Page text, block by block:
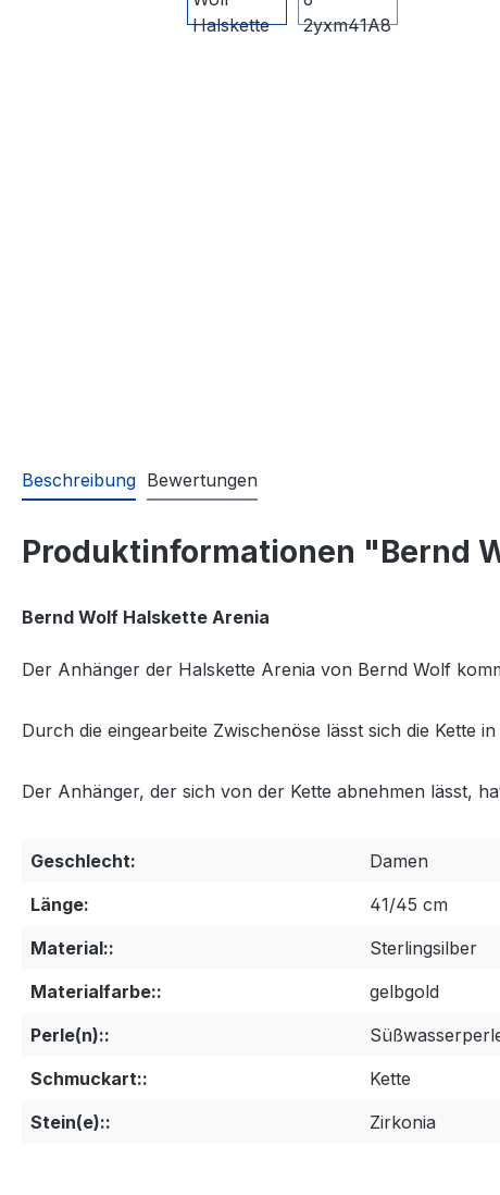
Beschreibung Bewertungen
Produktinformationen "Bernd
Bernd Wolf Halskette Arenia
Der Anhänger der Halskette Arenia von Bernd Wolf
Durch die eingearbeite Zwischenöse lässt sich die Kette
Der Anhänger, der sich von der Kette abnehmen lässt,
Geschlecht:
Damen
Länge:
41/45 cm
Material::
Sterlingsilber
Materialfarbe::
gelbgold
Perle(n)::
Schmuckart::
Kette
Stein(e)::
Zirkonia